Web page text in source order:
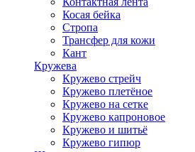
Косая бейка
Стропа
Трансфер для кожи
Кант
Кружева
Кружево стрейч
Кружево плетёное
Кружево на сетке
Кружево капроновое
Кружево и шитьё
Кружево гипюр